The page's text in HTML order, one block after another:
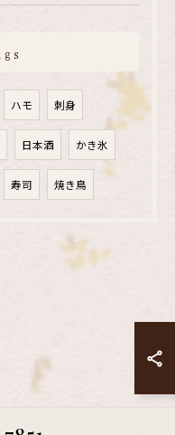
ハモ 刺身
日本酒 かき氷
寿司 焼き鳥